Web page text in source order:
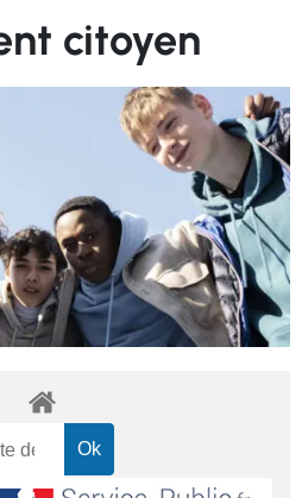
citoyen